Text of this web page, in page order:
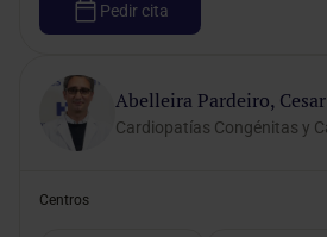
Pedir cita
Abelleira Pardeiro, Cesar
Centros